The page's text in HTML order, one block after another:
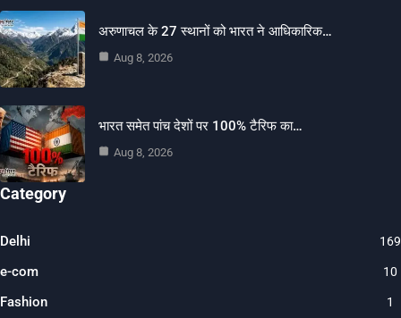
अरुणाचल के 27 स्थानों को भारत ने आधिकारिक…
Aug 8, 2026
भारत समेत पांच देशों पर 100% टैरिफ का…
Aug 8, 2026
Category
Delhi
e-com 10
Fashion 1